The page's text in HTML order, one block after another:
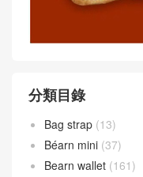
分類目錄
Bag strap (13)
Béarn mini (37)
Bearn wallet (161)